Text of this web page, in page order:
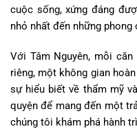
cuộc sống, xứng đáng
nhỏ nhất đến những
Với Tâm Nguyên, mỗi
riêng, một không gian
sự hiểu biết về thẩm mỹ
quyện để mang đến một
chúng tôi khám phá hành